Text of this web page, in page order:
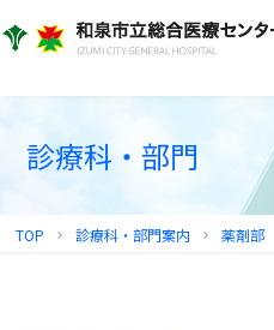
地域連携センター
診療科・部門
TOP chevron_right 診療科・部門案内 chevron_right 薬剤部